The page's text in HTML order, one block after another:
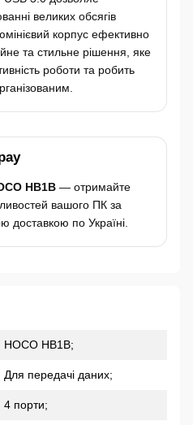
великих обсягів
корпус ефективно
та стильне рішення, яке
роботи та робить
HB1B — отримайте
вашого ПК за
доставкою по Україні.
HOCO HB1B;
Для передачі даних;
4 порти;